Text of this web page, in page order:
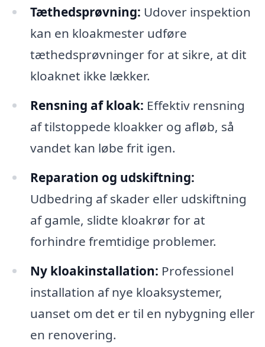
Tæthedsprøvning: Udover inspektion
kan en kloakmester udføre
tæthedsprøvninger for at sikre, at dit
kloaknet ikke lækker.
Rensning af kloak: Effektiv rensning
af tilstoppede kloakker og afløb, så
vandet kan løbe frit igen.
Reparation og udskiftning:
Udbedring af skader eller udskiftning
af gamle, slidte kloakrør for at
forhindre fremtidige problemer.
Ny kloakinstallation: Professionel
installation af nye kloaksystemer,
uanset om det er til en nybygning eller
en renovering.